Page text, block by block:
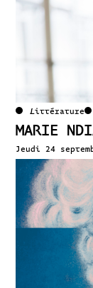
Littérature
MARIE
Jeudi 24